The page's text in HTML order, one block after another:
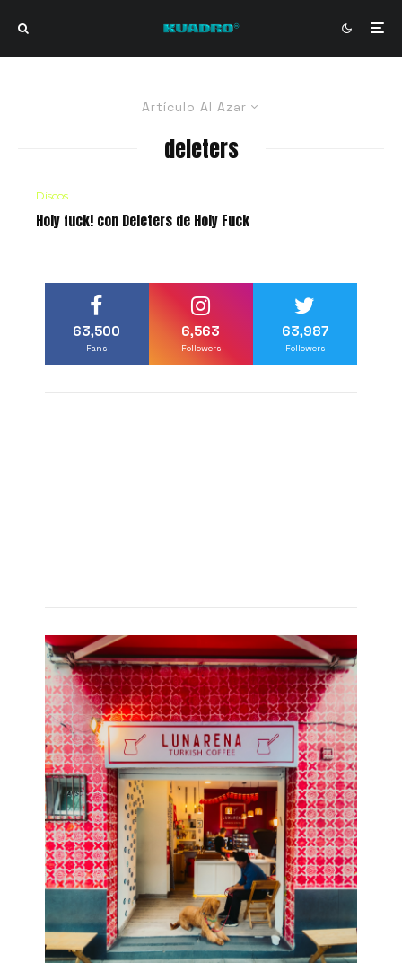
Artículo Al Azar
deleters
Discos
Holy fuck! con Deleters de Holy Fuck
63,500
Fans
6,563
Followers
63,987
Followers